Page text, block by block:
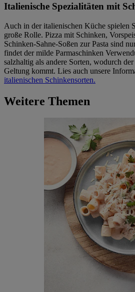
Italienische Spezialitäten mit
Auch in der italienischen Küche spielen
große Rolle. Pizza mit Schinken,
Schinken-Sahne-Soßen zur Pasta sind
findet der milde Parmaschinken
salzhaltig als andere Sorten, wodurch
Geltung kommt. Lies auch unsere
italienischen Schinkensorten.
Weitere Themen